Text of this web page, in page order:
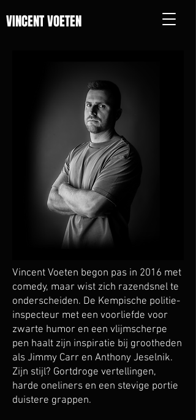
VINCENT VOETEN
Vincent Voeten begon pas in 2016 met
comedy, maar wist zich razendsnel te
onderscheiden. De Kempische politie-
inspecteur met een voorliefde voor
zwarte humor en een vlijmscherpe
pen haalt zijn inspiratie bij grootheden
als Jimmy Carr en Anthony Jeselnik.
Zijn stijl? Gortdroge vertellingen,
harde oneliners en een stevige portie
duistere grappen.